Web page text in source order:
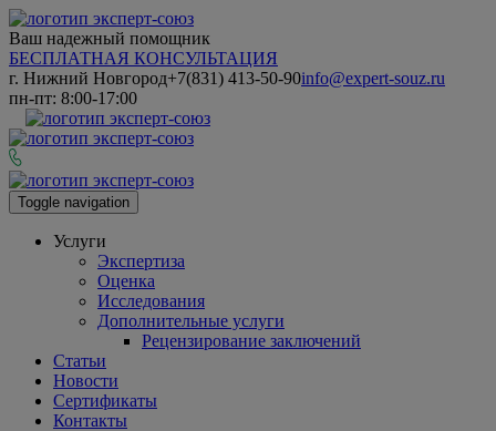
Ваш надежный помощник
БЕСПЛАТНАЯ КОНСУЛЬТАЦИЯ
г. Нижний Новгород+7(831) 413-50-90info@expert-souz.ru
пн-пт: 8:00-17:00
Toggle navigation
Услуги
Экспертиза
Оценка
Исследования
Дополнительные услуги
Рецензирование заключений
Статьи
Новости
Сертификаты
Контакты